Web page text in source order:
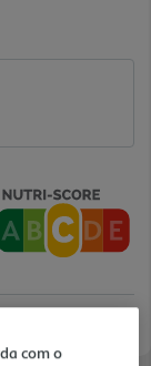
com o